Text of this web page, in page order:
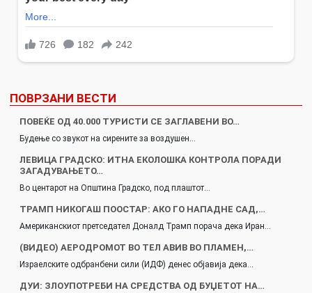
ПОВРЗАНИ ВЕСТИ
ПОВЕЌЕ ОД 40.000 ТУРИСТИ СЕ ЗАГЛАВЕНИ ВО…
Будење со звукот на сирените за воздушен…
ЛЕВИЦА ГРАДСКО: ИТНА ЕКОЛОШКА КОНТРОЛА ПОРАДИ
ЗАГАДУВАЊЕТО…
Во центарот на Општина Градско, под плаштот…
ТРАМП НИКОГАШ ПООСТАР: АКО ГО НАПАДНЕ САД,…
Американскиот претседател Доналд Трамп порача дека Иран…
(ВИДЕО) АЕРОДРОМОТ ВО ТЕЛ АВИВ ВО ПЛАМЕН,…
Израелските одбранбени сили (ИДФ) денес објавија дека…
ДУИ: ЗЛОУПОТРЕБИ НА СРЕДСТВА ОД БУЏЕТОТ НА…